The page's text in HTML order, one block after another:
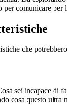
per comunicare per
che
sei incapace
cosa questo ultra